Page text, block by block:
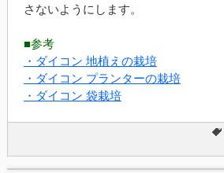
さないようにします。
■参考
・ダイコン 地植えの栽培
・ダイコン プランターの栽培
・ダイコン 袋栽培